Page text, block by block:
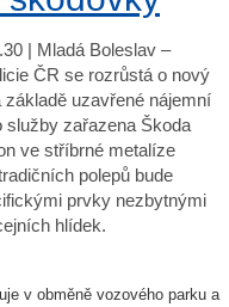
| Mladá Boleslav –
ČR se rozrůstá o nový
základě uzavřené nájemní
služby zařazena Škoda
ve stříbrné metalíze
polepů bude
prvky nezbytnými
hlídek.
v obměně vozového parku a